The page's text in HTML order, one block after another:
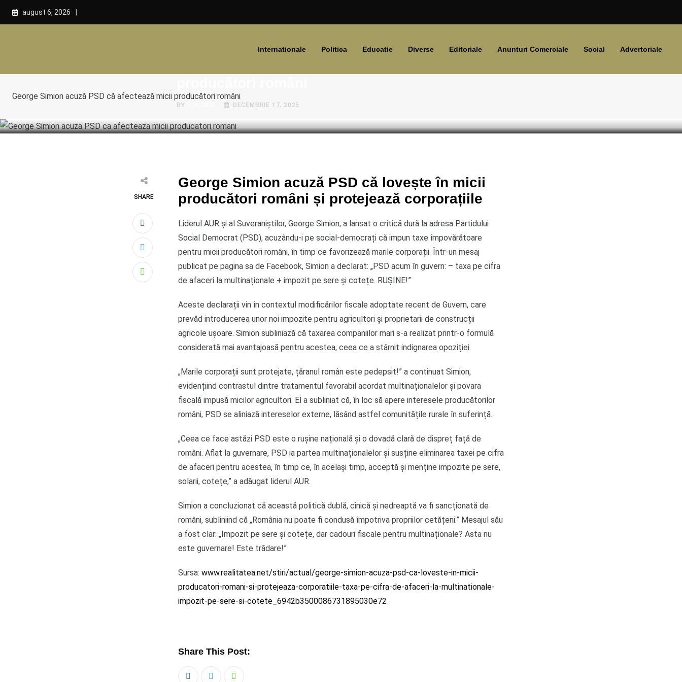
Skip
august 6, 2026
Internationale Politica Educatie Diverse Editoriale Anunturi Comerciale Social Advertoriale
George Simion acuză PSD că afectează micii producători români
BY DECEMBRIE 17, 2025
SHARE
Whatsapp
George Simion acuză PSD că lovește în micii
producători români și protejează corporațiile
Liderul AUR și al Suveraniștilor, George Simion, a lansat o critică dură la adresa Partidului
Social Democrat (PSD), acuzându-i pe social-democrați că impun taxe împovărătoare
pentru micii producători români, în timp ce favorizează marile corporații. Într-un mesaj
publicat pe pagina sa de Facebook, Simion a declarat: „PSD acum în guvern: – taxa pe cifra
de afaceri la multinaționale + impozit pe sere și cotețe. RUȘINE!”
Aceste declarații vin în contextul modificărilor fiscale adoptate recent de Guvern, care
prevăd introducerea unor noi impozite pentru agricultori și proprietarii de construcții
agricole ușoare. Simion subliniază că taxarea companiilor mari s-a realizat printr-o formulă
considerată mai avantajoasă pentru acestea, ceea ce a stârnit indignarea opoziției.
„Marile corporații sunt protejate, țăranul român este pedepsit!” a continuat Simion,
evidențiind contrastul dintre tratamentul favorabil acordat multinaționalelor și povara
fiscală impusă micilor agricultori. El a subliniat că, în loc să apere interesele producătorilor
români, PSD se aliniază intereselor externe, lăsând astfel comunitățile rurale în suferință.
„Ceea ce face astăzi PSD este o rușine națională și o dovadă clară de dispreț față de
români. Aflat la guvernare, PSD ia partea multinaționalelor și susține eliminarea taxei pe cifra
de afaceri pentru acestea, în timp ce, în același timp, acceptă și menține impozite pe sere,
solarii, cotețe,” a adăugat liderul AUR.
Simion a concluzionat că această politică dublă, cinică și nedreaptă va fi sancționată de
români, subliniind că „România nu poate fi condusă împotriva propriilor cetățeni.” Mesajul său
a fost clar: „Impozit pe sere și cotețe, dar cadouri fiscale pentru multinaționale? Asta nu
este guvernare! Este trădare!”
Sursa: www.realitatea.net/stiri/actual/george-simion-acuza-psd-ca-loveste-in-micii-
producatori-romani-si-protejeaza-corporatiile-taxa-pe-cifra-de-afaceri-la-multinationale-
impozit-pe-sere-si-cotete_6942b3500086731895030e72
Share This Post: